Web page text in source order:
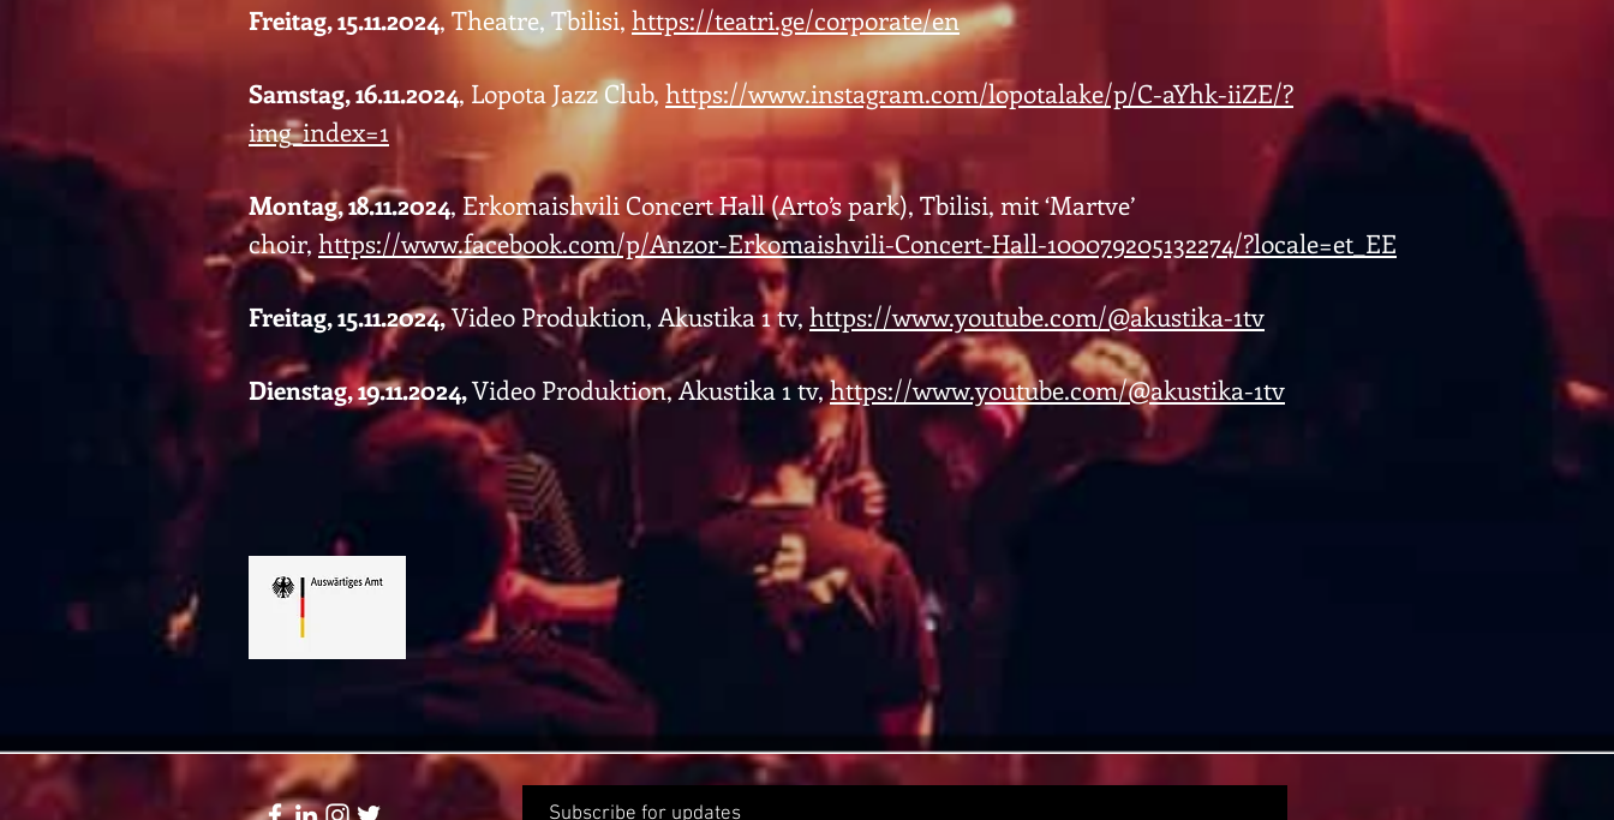
Freitag, 15.11.2024, Theatre, Tbilisi, https://teatri.ge/corporate/en
Samstag, 16.11.2024, Lopota Jazz Club, https://www.instagram.com/lopotalake/p/C-aYhk-iiZE/?
img_index=1
Montag, 18.11.2024, Erkomaishvili Concert Hall (Arto’s park), Tbilisi, mit ‘Martve’
choir, https://www.facebook.com/p/Anzor-Erkomaishvili-Concert-Hall-100079205132274/?locale=et_EE
Freitag, 15.11.2024,Video Produktion, Akustika 1 tv,https://www.youtube.com/@akustika-1tv
Dienstag, 19.11.2024,Video Produktion, Akustika 1 tv,https://www.youtube.com/@akustika-1tv
Subscribe for updates